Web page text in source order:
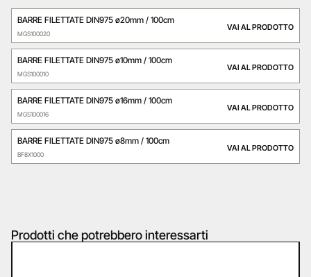
BARRE FILETTATE DIN975 ø20mm / 100cm
MGS100020
VAI AL PRODOTTO
BARRE FILETTATE DIN975 ø10mm / 100cm
MGS100010
VAI AL PRODOTTO
BARRE FILETTATE DIN975 ø16mm / 100cm
MGS100016
VAI AL PRODOTTO
BARRE FILETTATE DIN975 ø8mm / 100cm
BF8X1000
VAI AL PRODOTTO
Prodotti che potrebbero interessarti